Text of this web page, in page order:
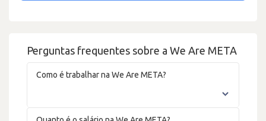
Perguntas frequentes sobre a We Are META
Como é trabalhar na We Are META?